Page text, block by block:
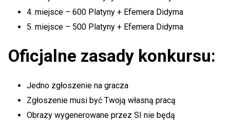
4. miejsce – 600 Platyny + Efemera Didyma
5. miejsce – 500 Platyny + Efemera Didyma
Oficjalne zasady konkursu:
Jedno zgłoszenie na gracza
Zgłoszenie musi być Twoją własną pracą
Obrazy wygenerowane przez SI nie będą